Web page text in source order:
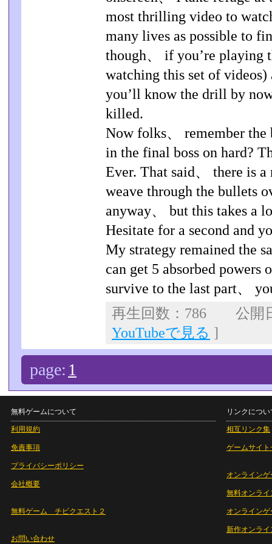
most thrilling video to
many lives as possible to
though、 if you’re playing
watching this set of
you’ll know the drill by
killed.
Now folks、 remember the
in the final boss on hard?
Ever. That said、 there is
weave through the bullets
anyway、 but this takes a
Hesitate for a second and
My strategy remained the
can get 5 absorbed powers
survive to the last part、
再生回数：786 公開
YouTubeで見る ]
page: 1
無料ゲームについて
利用規約
免責事項
プライバシーポリシー
会社概要
無料ゲーム チビクエスト２
お問い合わせ
リンクについ
相互リンク集
ゲームサイト
オンラインゲ
無料オンライ
オンライン
新作オンライ